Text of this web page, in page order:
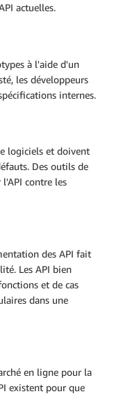
actuelles.
à l'aide d'un
les développeurs
internes.
logiciels et doivent
Des outils de
contre les
des API fait
Les API bien
et de cas
dans une
en ligne pour la
existent pour que